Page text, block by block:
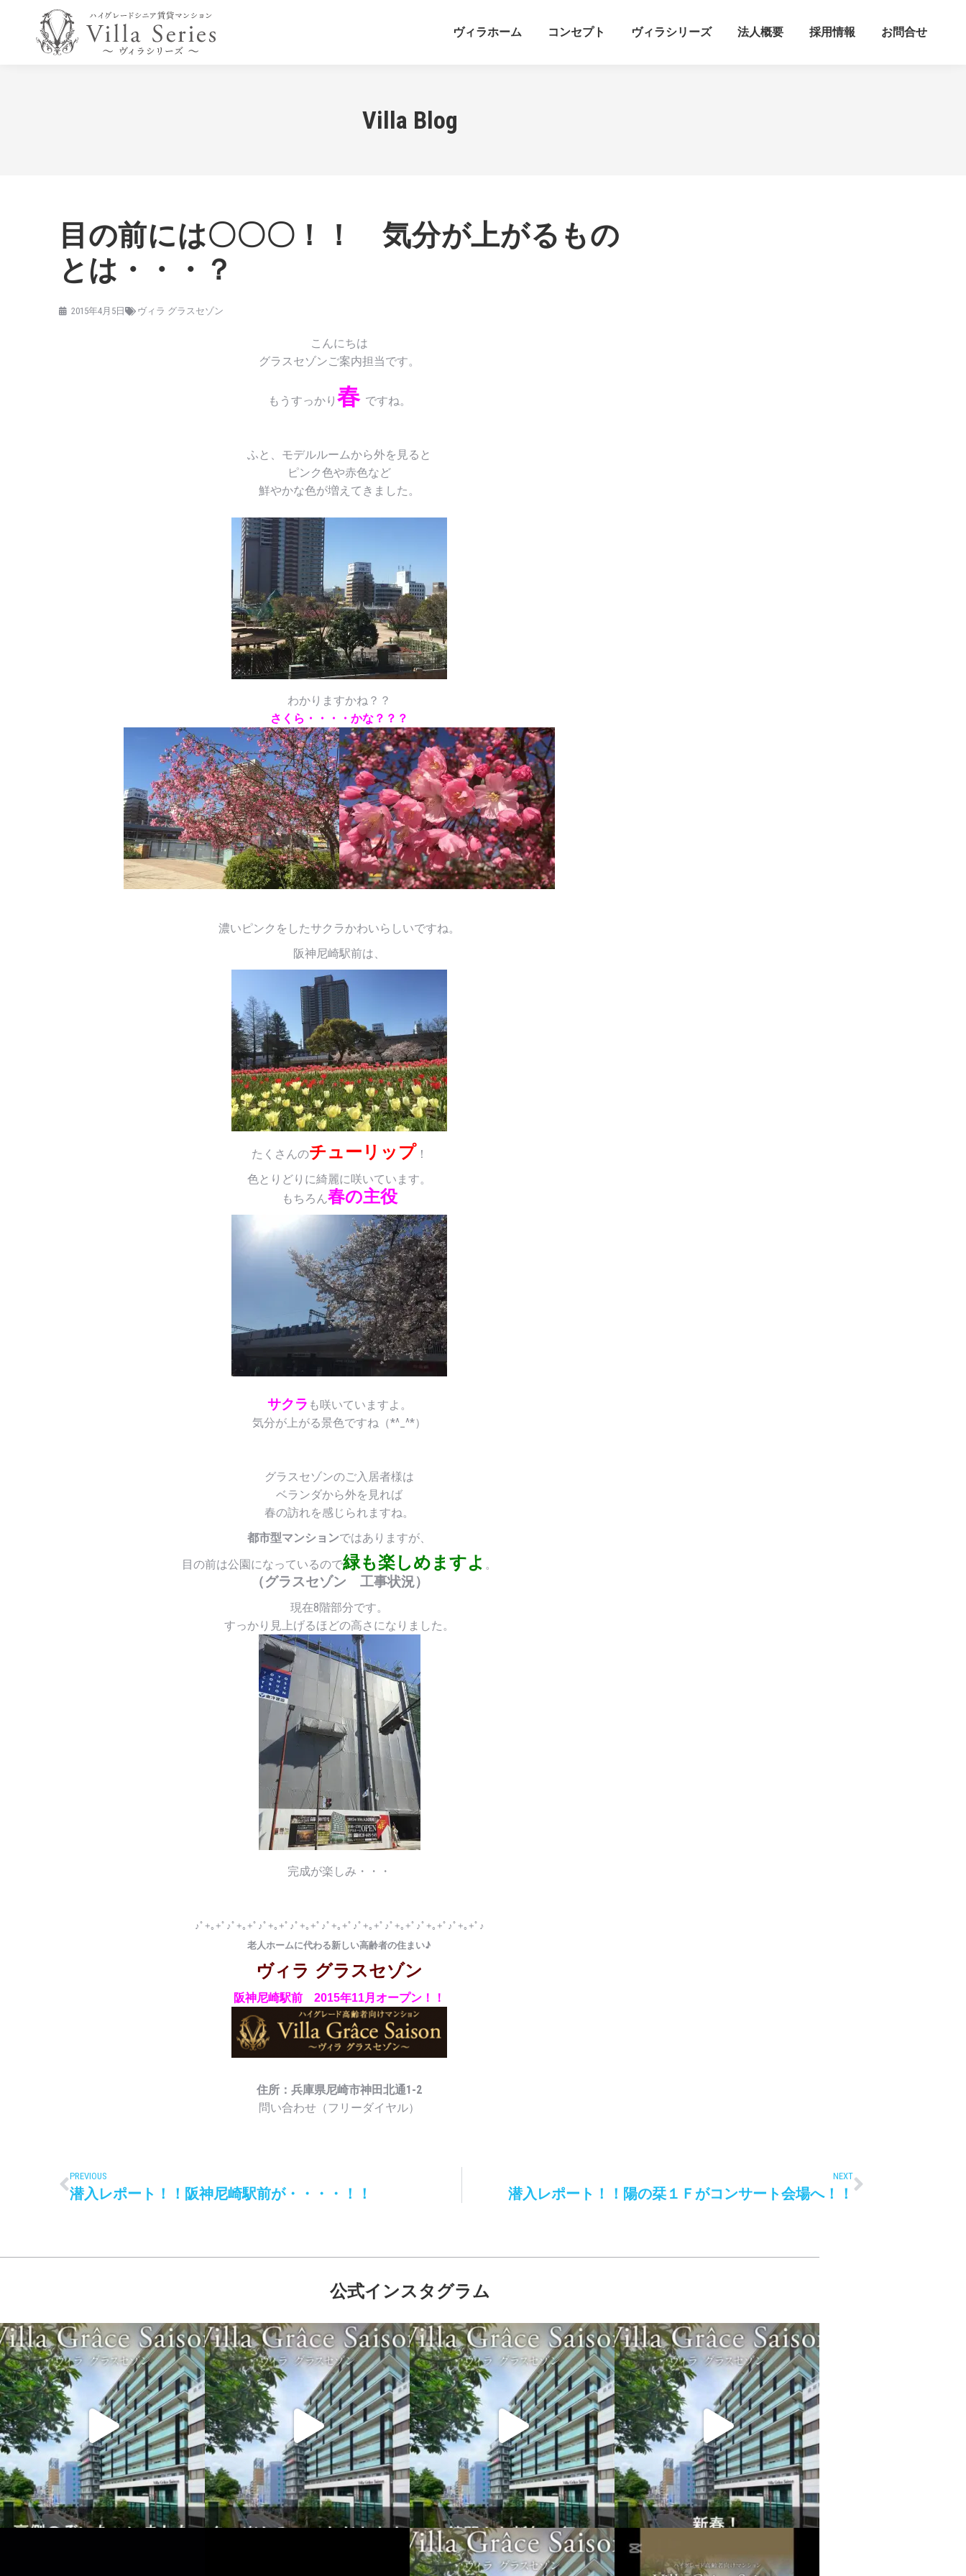
ヴィラホーム コンセプト ヴィラシリーズ 法人概要 採用情報 お問合せ
Villa Blog
目の前には〇〇〇！！ 気分が上がるもの
とは・・・？
2015年4月5日 ヴィラ グラスセゾン
こんにちは
グラスセゾンご案内担当です。
もうすっかり 春 ですね。
ふと、モデルルームから外を見ると
ピンク色や赤色など
鮮やかな色が増えてきました。
わかりますかね？？
さくら・・・・かな？？？
濃いピンクをしたサクラかわいらしいですね。
阪神尼崎駅前は、
たくさんのチューリップ ！
色とりどりに綺麗に咲いています。
もちろん春の主役
サクラ も咲いていますよ。
気分が上がる景色ですね（*^_^*）
グラスセゾンのご入居者様は
ベランダから外を見れば
春の訪れを感じられますね。
都市型マンションではありますが、
目の前は公園になっているので緑も楽しめますよ 。
（グラスセゾン 工事状況）
現在8階部分です。
すっかり見上げるほどの高さになりました。
完成が楽しみ・・・
♪ﾟ+｡+ﾟ♪ﾟ+｡+ﾟ♪ﾟ+｡+ﾟ♪ﾟ+｡+ﾟ♪ﾟ+｡+ﾟ♪ﾟ+｡+ﾟ♪ﾟ+｡+ﾟ♪ﾟ+｡+ﾟ♪ﾟ+｡+ﾟ♪
老人ホームに代わる新しい高齢者の住まい♪
ヴィラ グラスセゾン
阪神尼崎駅前 2015年11月オープン！！
住所：兵庫県尼崎市神田北通1-2
問い合わせ（フリーダイヤル）
PREVIOUS
潜入レポート！！阪神尼崎駅前が・・・・！！
NEXT
潜入レポート！！陽の栞１Ｆがコンサート会場へ！！
公式インスタグラム